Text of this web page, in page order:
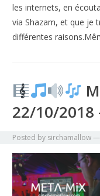
les internets, en
via Shazam, et que je
différentes
22/10/2018
Posted by sirchamallow